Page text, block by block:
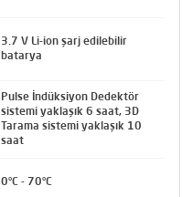
3.7 V Li-ion şarj edilebilir
batarya
Pulse İndüksiyon Dedektör
sistemi yaklaşık 6 saat, 3D
Tarama sistemi yaklaşık 10
saat
0°C - 70°C